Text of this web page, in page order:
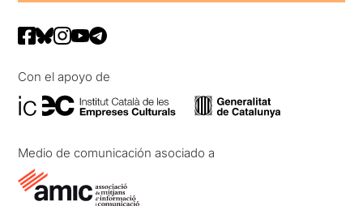
Con el apoyo de
Medio de comunicación asociado a